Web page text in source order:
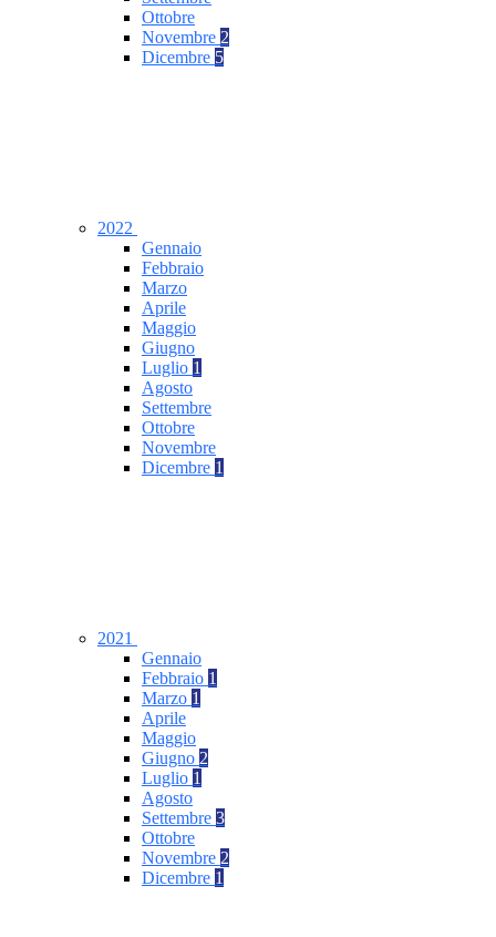
Ottobre
Novembre 2
Dicembre 5
2022
Gennaio
Febbraio
Marzo
Aprile
Maggio
Giugno
Luglio 1
Agosto
Settembre
Ottobre
Novembre
Dicembre 1
2021
Gennaio
Febbraio 1
Marzo 1
Aprile
Maggio
Giugno 2
Luglio 1
Agosto
Settembre 3
Ottobre
Novembre 2
Dicembre 1